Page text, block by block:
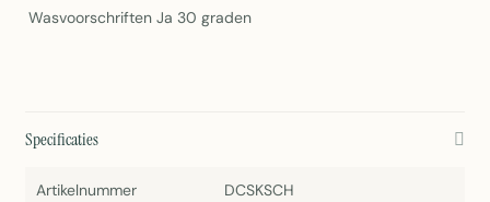
Wasvoorschriften Ja 30 graden
Specificaties
Artikelnummer DCSKSCH